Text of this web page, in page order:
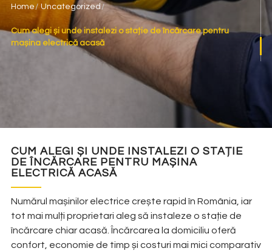
Home Uncategorized
Cum alegi și unde instalezi o stație de încărcare pentru
mașina electrică acasă
CUM ALEGI ȘI UNDE INSTALEZI O STAȚIE
DE ÎNCĂRCARE PENTRU MAȘINA
ELECTRICĂ ACASĂ
Numărul mașinilor electrice crește rapid în România, iar
tot mai mulți proprietari aleg să instaleze o stație de
încărcare chiar acasă. Încărcarea la domiciliu oferă
confort, economie de timp și costuri mai mici comparativ